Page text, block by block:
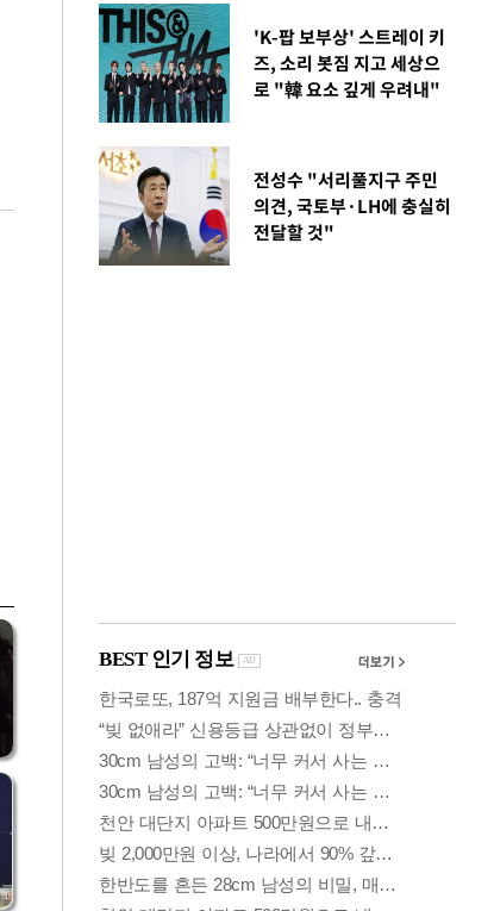
'K-팝 보부상' 스트레이 키
즈, 소리 봇짐 지고 세상으
로 "韓 요소 깊게 우려내"
전성수 "서리풀지구 주민
의견, 국토부·LH에 충실히
전달할 것"